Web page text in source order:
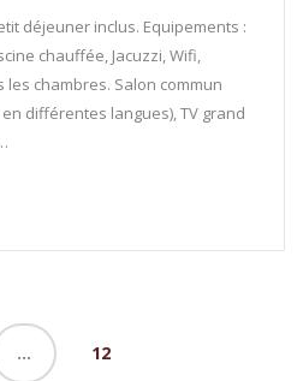
déjeuner inclus. Equipements :
chauffée, Jacuzzi, Wifi,
chambres. Salon commun
différentes langues), TV grand
… 12